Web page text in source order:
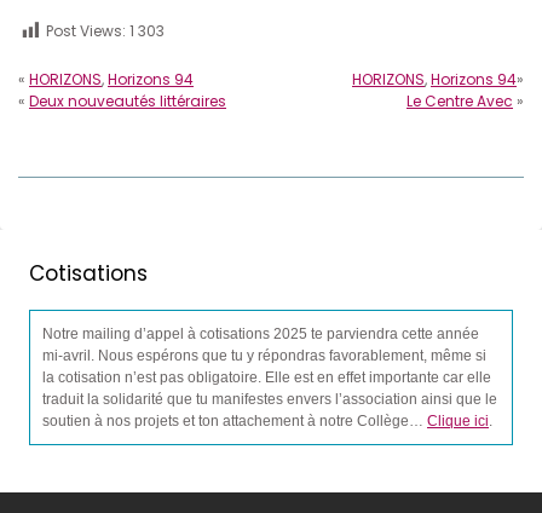
Post Views: 1 303
« HORIZONS,Horizons 94
« Deux nouveautés littéraires
HORIZONS,Horizons 94»
Le Centre Avec »
Cotisations
Notre mailing d’appel à cotisations 2025 te parviendra cette année
mi-avril. Nous espérons que tu y répondras favorablement, même si
la cotisation n’est pas obligatoire. Elle est en effet importante car elle
traduit la solidarité que tu manifestes envers l’association ainsi que le
soutien à nos projets et ton attachement à notre Collège… Clique ici.